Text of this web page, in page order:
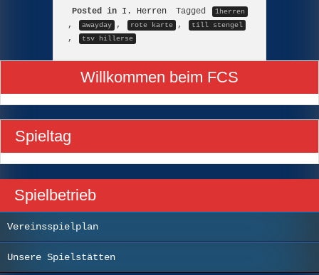
Posted in I. Herren Tagged 1herren
, awayday , rote karte , till stengel
, tsv hillerse
Willkommen beim FCS
Spieltag
Spielbetrieb
Vereinsspielplan
Unsere Spielstätten